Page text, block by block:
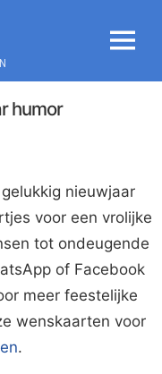
MENU
humor
nieuwjaar
voor een vrolijke
tot ondeugende
of Facebook
meer feestelijke
wenskaarten voor
.